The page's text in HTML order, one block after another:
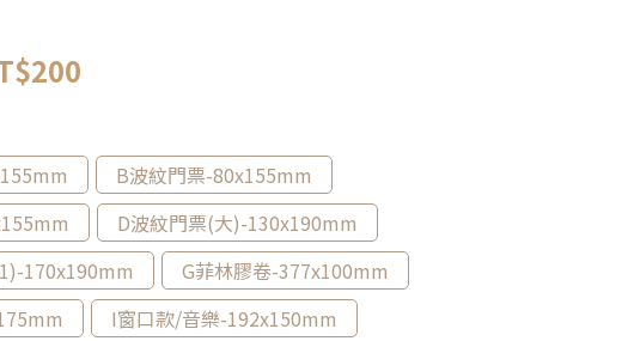
B波紋門票-80x155mm
D波紋門票(大)-130x190mm
170x190mm
G菲林膠卷-377x100mm
I窗口款/音樂-192x150mm